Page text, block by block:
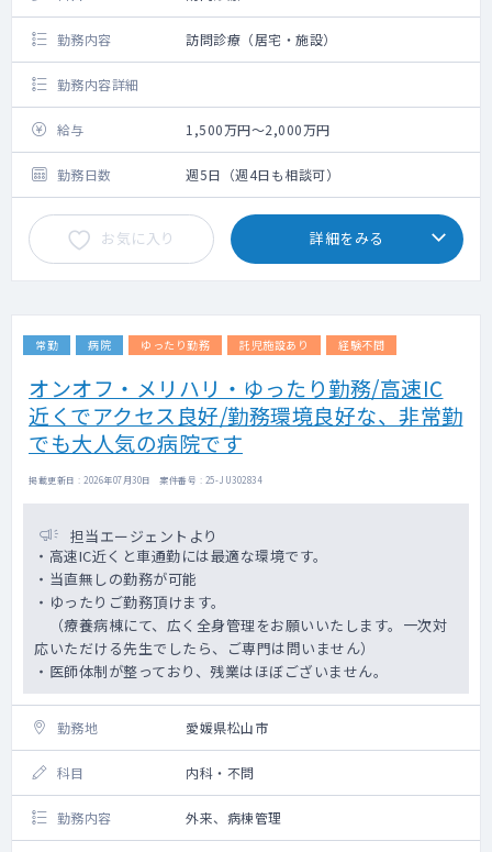
勤務内容 訪問診療（居宅・施設）
勤務内容詳細
給与 1,500万円～2,000万円
勤務日数 週5日（週4日も相談可）
お気に入り 詳細をみる
常勤 病院 ゆったり勤務 託児施設あり 経験不問
オンオフ・メリハリ・ゆったり勤務/高速IC
近くでアクセス良好/勤務環境良好な、非常勤
でも大人気の病院です
掲載更新日 : 2026年07月30日 案件番号 : 25-JU302834
担当エージェントより
・高速IC近くと車通勤には最適な環境です。
・当直無しの勤務が可能
・ゆったりご勤務頂けます。
（療養病棟にて、広く全身管理をお願いいたします。一次対
応いただける先生でしたら、ご専門は問いません）
・医師体制が整っており、残業はほぼございません。
勤務地 愛媛県松山市
科目 内科・不問
勤務内容 外来、病棟管理